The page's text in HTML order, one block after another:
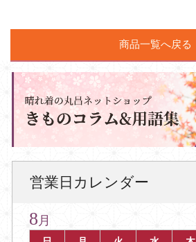
商品一覧へ戻る
営業日カレンダー
8 月